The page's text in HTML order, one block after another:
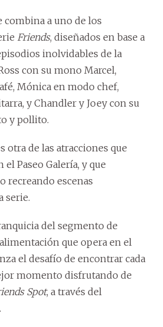
combina a uno de los
Friends, diseñados en base a
inolvidables de la
con su mono Marcel,
Mónica en modo chef,
y Chandler y Joey con su
y pollito.
otra de las atracciones que
el Paseo Galería, y que
recreando escenas
serie.
del segmento de
que opera en el
el desafío de encontrar cada
momento disfrutando de
Spot, a través del